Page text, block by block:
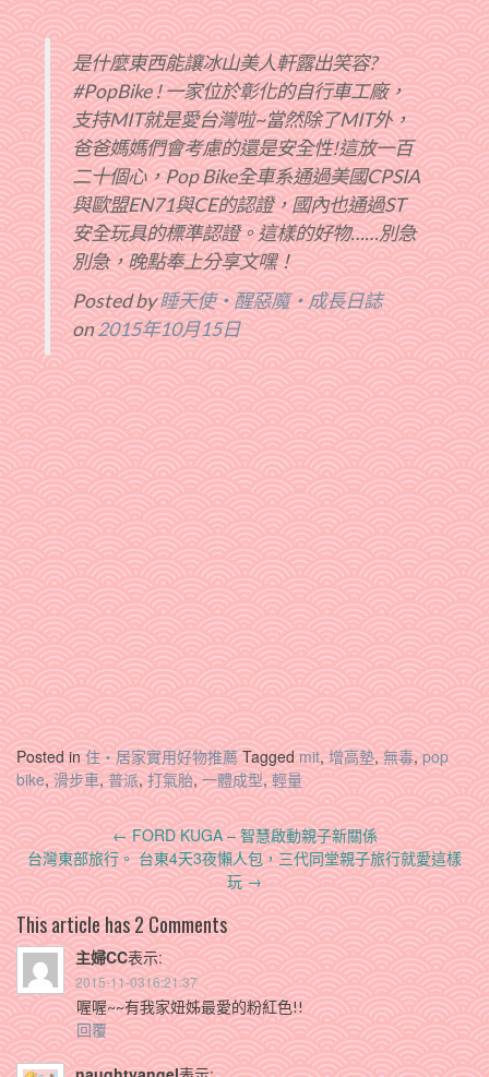
是什麼東西能讓冰山美人軒露出笑容?
#PopBike ! 一家位於彰化的自行車工廠，
支持MIT就是愛台灣啦~當然除了MIT外，
爸爸媽媽們會考慮的還是安全性!這放一百
二十個心，Pop Bike全車系通過美國CPSIA
與歐盟EN71與CE的認證，國內也通過ST
安全玩具的標準認證。這樣的好物……別急
別急，晚點奉上分享文嘿！
Posted by睡天使‧醒惡魔‧成長日誌
on2015年10月15日
Posted in住‧居家實用好物推薦Taggedmit,增高墊,無毒,pop
bike,滑步車,普派,打氣胎,一體成型,輕量
Post
navigation
←FORD KUGA – 智慧啟動親子新關係
台灣東部旅行。 台東4天3夜懶人包，三代同堂親子旅行就愛這樣
玩→
This article has 2 Comments
主婦CC表示:
2015-11-0316:21:37
喔喔~~有我家妞姊最愛的粉紅色!!
回覆